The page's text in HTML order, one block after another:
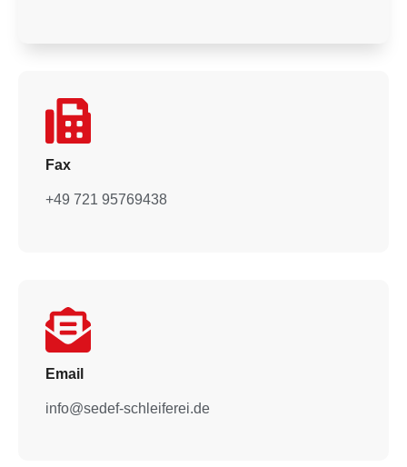
Fax
+49 721 95769438
Email
info@sedef-schleiferei.de